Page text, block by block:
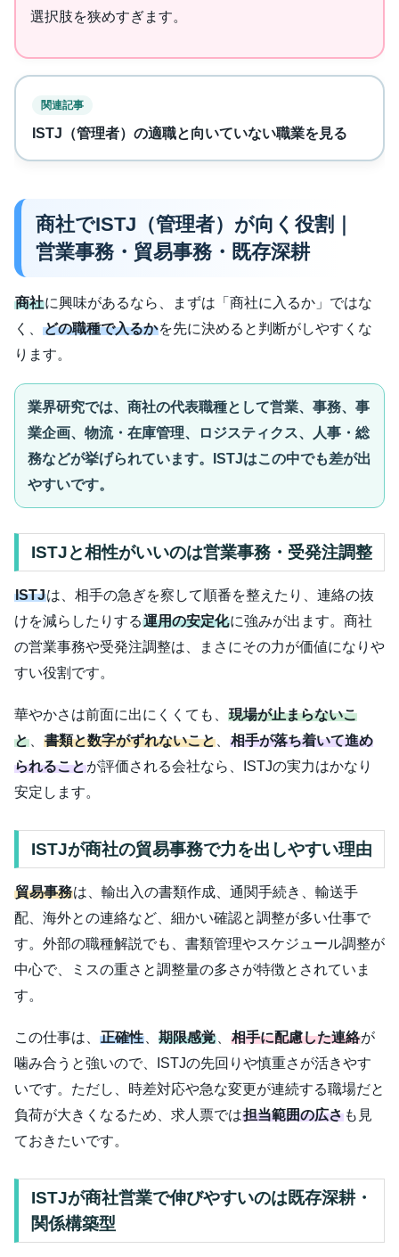
選択肢を狭めすぎます。
関連記事
ISTJ（管理者）の適職と向いていない職業を見る
商社でISTJ（管理者）が向く役割｜
営業事務・貿易事務・既存深耕
商社に興味があるなら、まずは「商社に入るか」ではな
く、 どの職種で入るかを先に決めると判断がしやすくな
ります。
業界研究では、商社の代表職種として営業、事務、事
業企画、物流・在庫管理、ロジスティクス、人事・総
務などが挙げられています。ISTJはこの中でも差が出
やすいです。
ISTJと相性がいいのは営業事務・受発注調整
ISTJは、相手の急ぎを察して順番を整えたり、連絡の抜
けを減らしたりする運用の安定化に強みが出ます。商社
の営業事務や受発注調整は、まさにその力が価値になりや
すい役割です。
華やかさは前面に出にくくても、 現場が止まらないこ
と、 書類と数字がずれないこと 、相手が落ち着いて進め
られることが評価される会社なら、ISTJの実力はかなり
安定します。
ISTJが商社の貿易事務で力を出しやすい理由
貿易事務は、輸出入の書類作成、通関手続き、輸送手
配、海外との連絡など、細かい確認と調整が多い仕事で
す。外部の職種解説でも、書類管理やスケジュール調整が
中心で、ミスの重さと調整量の多さが特徴とされていま
す。
この仕事は、 正確性、 期限感覚 、相手に配慮した連絡が
噛み合うと強いので、ISTJの先回りや慎重さが活きやす
いです。ただし、時差対応や急な変更が連続する職場だと
負荷が大きくなるため、求人票では担当範囲の広さも見
ておきたいです。
ISTJが商社営業で伸びやすいのは既存深耕・
関係構築型